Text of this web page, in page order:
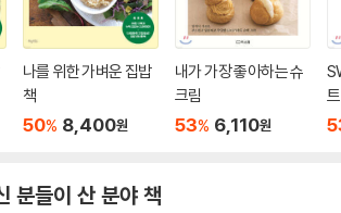
컷으로 담아 더욱 리얼하게
새로이 촬영한 것이 아니다. 실제 방송분을 앵글별
록, 순식간에 흘러가버린 방송 장면을 하나하나 붙
처 컷만 보고도 셰프들의 요리를 어느정도 재현할
해서 어느 정도 넣었는지, 또 어떤 상태가 될 때까
나를 위한 가벼운 집밥
책
50% 8,400원
내가 가장 좋아하는 슈
크림
53% 6,110원
분들이 산 분야 책